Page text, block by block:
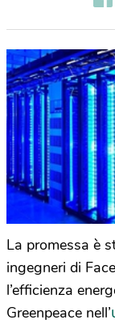
La promessa è
ingegneri di
l’efficienza
Greenpeace nell’